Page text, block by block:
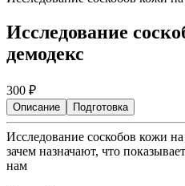
Исследование
демодекс
300 ₽
Описание Подготовка
Исследование соскобов кожи на
зачем назначают, что
нам